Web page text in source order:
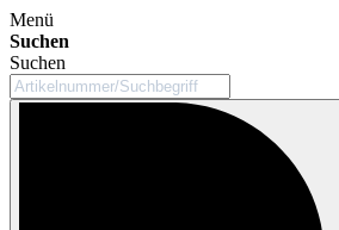
Menü
Suchen
Suchen